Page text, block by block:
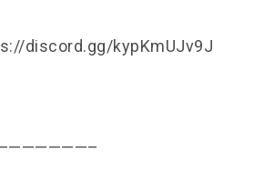
discord.gg/kypKmUJv9J